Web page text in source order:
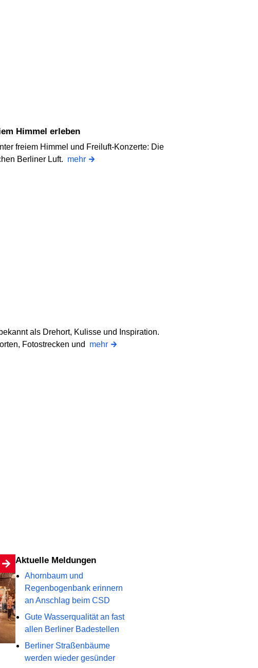
Himmel erleben
freiem Himmel und Freiluft-Konzerte: Die
Berliner Luft. mehr
als Drehort, Kulisse und Inspiration.
Fotostrecken und mehr
Aktuelle Meldungen
Ahornbaum und
Regenbogenbank erinnern
an Anschlag beim CSD
Gute Wasserqualität an fast
allen Berliner Badestellen
Berliner Straßenbäume
werden wieder gesünder